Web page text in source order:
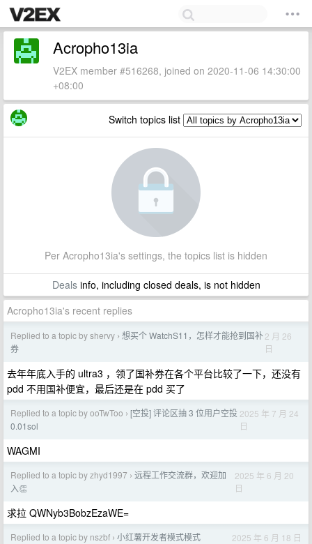
Acropho13ia
V2EX member #516268, joined on 2020-11-06 14:30:00
+08:00
Switch topics list
Per Acropho13ia's settings, the topics list is hidden
Dealsinfo, including closed deals, is not hidden
Acropho13ia's recent replies
Replied to a topic by shervy › 想买个 WatchS11，怎样才能抢到国补
券
2 月 26
日
去年年底入手的 ultra3 ，领了国补券在各个平台比较了一下，还没有
pdd 不用国补便宜，最后还是在 pdd 买了
Replied to a topic by ooTwToo › [空投] 评论区抽 3 位用户空投
0.01sol
2025 年 7 月 24
日
WAGMI
Replied to a topic by zhyd1997 › 远程工作交流群，欢迎加
入👏
2025 年 6 月 20
日
求拉 QWNyb3BobzEzaWE=
Replied to a topic by nszbf › 小红薯开发者模式模式 2025 年 6 月 18 日